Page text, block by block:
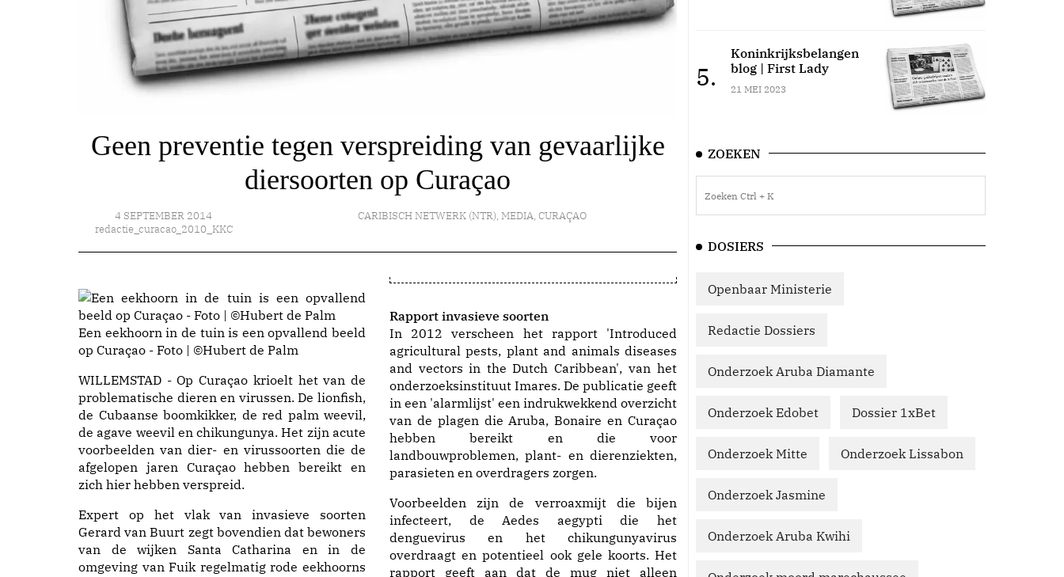
Geen preventie tegen verspreiding van gevaarlijke
diersoorten op Curaçao
4 SEPTEMBER 2014
redactie_curacao_2010_KKC
CARIBISCH NETWERK (NTR),MEDIA,CURAÇAO
Een eekhoorn in de tuin is een opvallend beeld
op Curaçao - Foto | ©Hubert de Palm
WILLEMSTAD - Op Curaçao krioelt het van de
problematische dieren en virussen. De lionfish,
de Cubaanse boomkikker, de red palm weevil,
de agave weevil en chikungunya. Het zijn acute
voorbeelden van dier- en virussoorten die de
afgelopen jaren Curaçao hebben bereikt en
zich hier hebben verspreid.
Expert op het vlak van invasieve soorten
Gerard van Buurt zegt bovendien dat bewoners
van de wijken Santa Catharina en in de
omgeving van Fuik regelmatig rode eekhoorns
Rapport invasieve soorten
In 2012 verscheen het rapport 'Introduced
agricultural pests, plant and animals diseases
and vectors in the Dutch Caribbean', van het
onderzoeksinstituut Imares. De publicatie geeft
in een 'alarmlijst' een indrukwekkend overzicht
van de plagen die Aruba, Bonaire en Curaçao
hebben bereikt en die voor
landbouwproblemen, plant- en dierenziekten,
parasieten en overdragers zorgen.
Voorbeelden zijn de verroaxmijt die bijen
infecteert, de Aedes aegypti die het
denguevirus en het chikungunyavirus
overdraagt en potentieel ook gele koorts. Het
rapport geeft aan dat de mug niet alleen
5.
Koninkrijksbelangen
blog | First Lady
21 MEI 2023
ZOEKEN
DOSIERS
Openbaar Ministerie
Redactie Dossiers
Onderzoek Aruba Diamante
Onderzoek Edobet Dossier 1xBet
Onderzoek Mitte Onderzoek Lissabon
Onderzoek Jasmine
Onderzoek Aruba Kwihi